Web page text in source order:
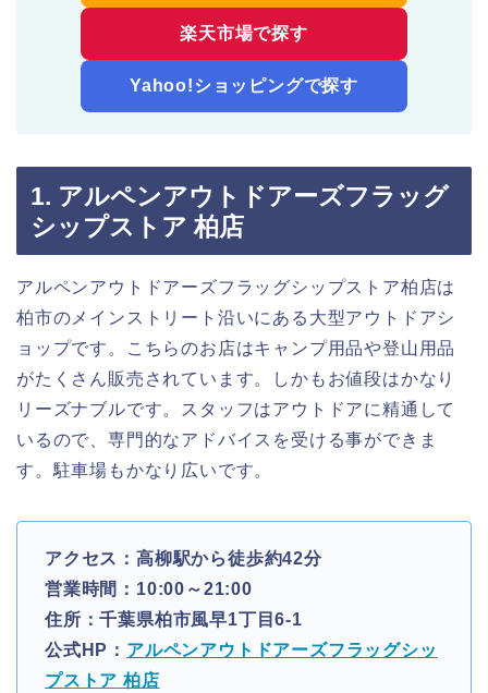
楽天市場で探す
Yahoo!ショッピングで探す
1. アルペンアウトドアーズフラッグ
シップストア 柏店
アルペンアウトドアーズフラッグシップストア柏店は
柏市のメインストリート沿いにある大型アウトドアシ
ョップです。こちらのお店はキャンプ用品や登山用品
がたくさん販売されています。しかもお値段はかなり
リーズナブルです。スタッフはアウトドアに精通して
いるので、専門的なアドバイスを受ける事ができま
す。駐車場もかなり広いです。
アクセス：高柳駅から徒歩約42分
営業時間：10:00～21:00
住所：千葉県柏市風早1丁目6-1
公式HP： アルペンアウトドアーズフラッグシッ
プストア 柏店